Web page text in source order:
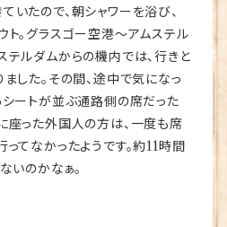
たので、朝シャワーを浴び、
ト。グラスゴー空港～アムステル
テルダムからの機内では、行きと
した。その間、途中で気になっ
ートが並ぶ通路側の席だった
座った外国人の方は、一度も席
てなかったようです。約11時間
いのかなぁ。